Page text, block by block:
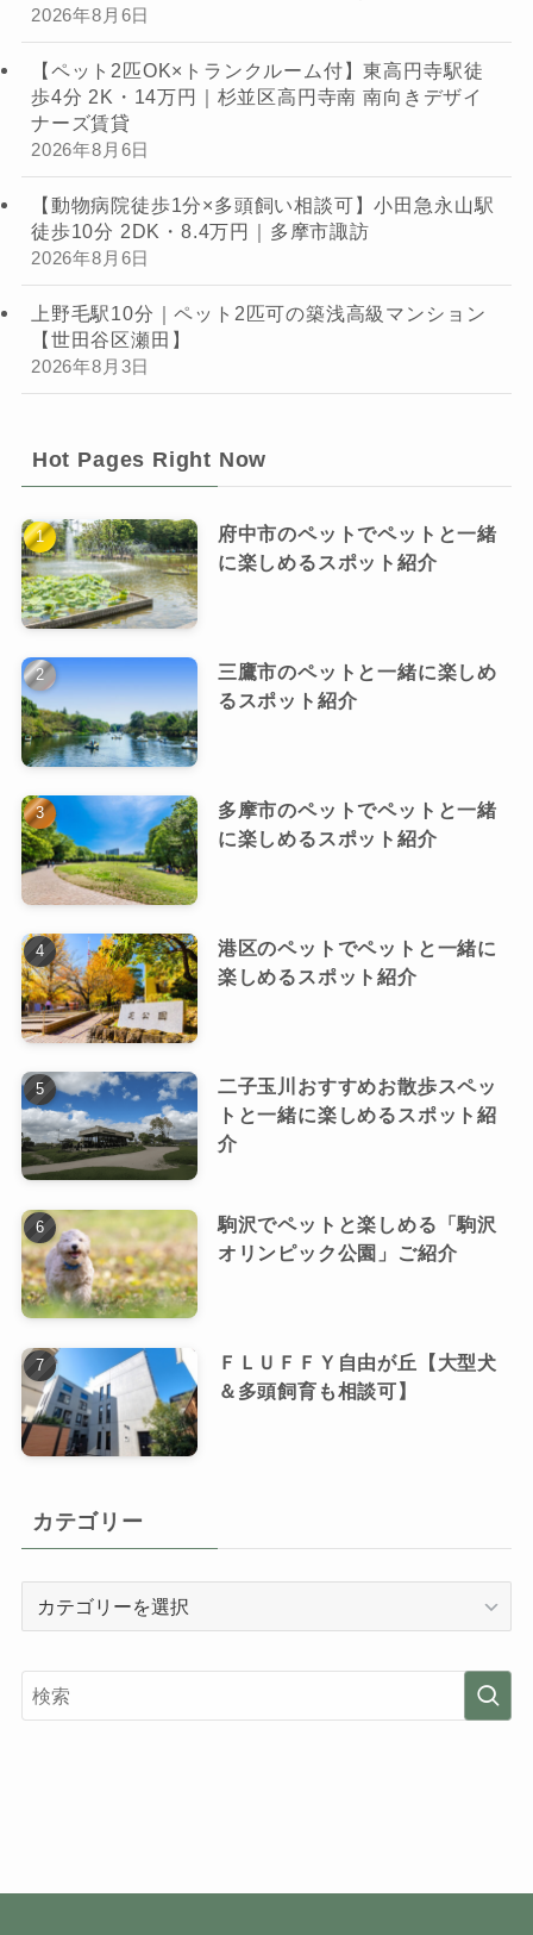
2026年8月6日
【ペット2匹OK×トランクルーム付】東高円寺駅徒
歩4分 2K・14万円｜杉並区高円寺南 南向きデザイ
ナーズ賃貸
2026年8月6日
【動物病院徒歩1分×多頭飼い相談可】小田急永山駅
徒歩10分 2DK・8.4万円｜多摩市諏訪
2026年8月6日
上野毛駅10分｜ペット2匹可の築浅高級マンション
【世田谷区瀬田】
2026年8月3日
Hot Pages Right Now
府中市のペットでペットと一緒
に楽しめるスポット紹介
三鷹市のペットと一緒に楽しめ
るスポット紹介
多摩市のペットでペットと一緒
に楽しめるスポット紹介
港区のペットでペットと一緒に
楽しめるスポット紹介
二子玉川おすすめお散歩スペッ
トと一緒に楽しめるスポット紹
介
駒沢でペットと楽しめる「駒沢
オリンピック公園」ご紹介
ＦＬＵＦＦＹ自由が丘【大型犬
＆多頭飼育も相談可】
カテゴリー
リ
ー